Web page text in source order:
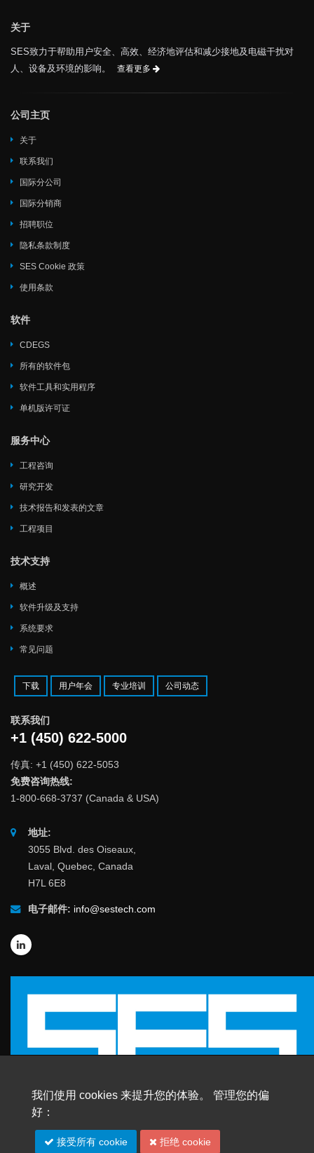
关于
SES致力于帮助用户安全、高效、经济地评估和减少接地及电磁干扰对
人、设备及环境的影响。
查看更多
公司主页
关于
联系我们
国际分公司
国际分销商
招聘职位
隐私条款制度
SES Cookie 政策
使用条款
软件
CDEGS
所有的软件包
软件工具和实用程序
单机版许可证
服务中心
工程咨询
研究开发
技术报告和发表的文章
工程项目
技术支持
概述
软件升级及支持
系统要求
常见问题
下载 用户年会 专业培训 公司动态
联系我们
+1 (450) 622-5000
传真: +1 (450) 622-5053
免费咨询热线:
1-800-668-3737 (Canada & USA)
地址:
3055 Blvd. des Oiseaux,
Laval, Quebec, Canada
H7L 6E8
电子邮件: info@sestech.com
版权所有 | 商标
我们使用 cookies 来提升您的体验。 管理您的偏
好：
接受所有 cookie 拒绝 cookie